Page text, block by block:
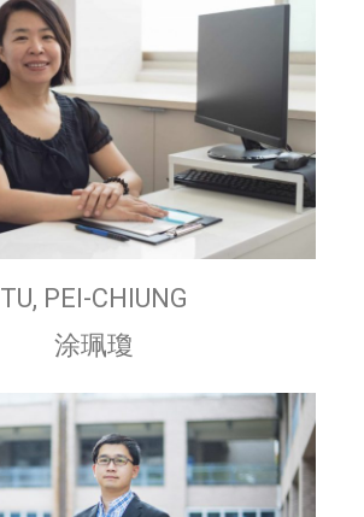
TU, PEI-CHIUNG
涂珮瓊